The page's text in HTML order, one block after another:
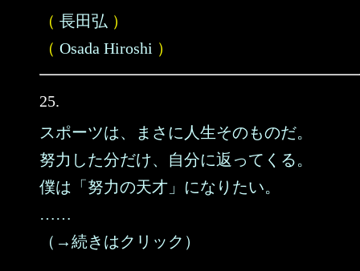
（ 長田弘 ）
（ Osada Hiroshi ）
25.
スポーツは、まさに人生そのものだ。
努力した分だけ、自分に返ってくる。
僕は「努力の天才」になりたい。
……
（→続きはクリック）